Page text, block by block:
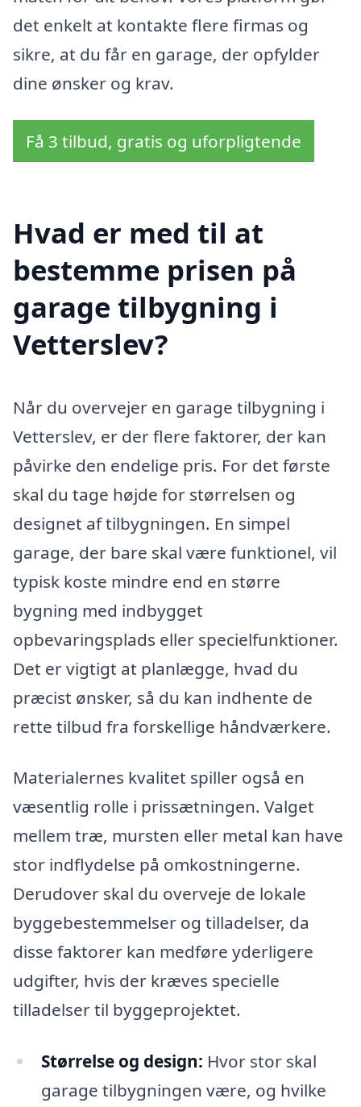
det enkelt at kontakte flere firmas og
sikre, at du får en garage, der opfylder
dine ønsker og krav.
Få 3 tilbud, gratis og uforpligtende
Hvad er med til at
bestemme prisen på
garage tilbygning i
Vetterslev?
Når du overvejer en garage tilbygning i
Vetterslev, er der flere faktorer, der kan
påvirke den endelige pris. For det første
skal du tage højde for størrelsen og
designet af tilbygningen. En simpel
garage, der bare skal være funktionel, vil
typisk koste mindre end en større
bygning med indbygget
opbevaringsplads eller specielfunktioner.
Det er vigtigt at planlægge, hvad du
præcist ønsker, så du kan indhente de
rette tilbud fra forskellige håndværkere.
Materialernes kvalitet spiller også en
væsentlig rolle i prissætningen. Valget
mellem træ, mursten eller metal kan have
stor indflydelse på omkostningerne.
Derudover skal du overveje de lokale
byggebestemmelser og tilladelser, da
disse faktorer kan medføre yderligere
udgifter, hvis der kræves specielle
tilladelser til byggeprojektet.
Størrelse og design: Hvor stor skal
garage tilbygningen være, og hvilke